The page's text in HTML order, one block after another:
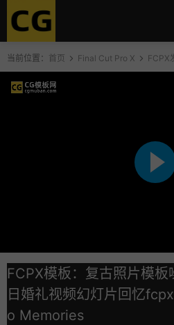
当前位置： 首页 Final Cut Pro X FCPX
FCPX模板：复古照片模
日婚礼视频幻灯片回忆
o Memories